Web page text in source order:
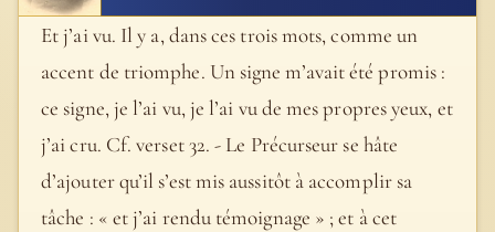
Et j’ai vu. Il y a, dans ces trois mots, comme un
accent de triomphe. Un signe m’avait été promis :
ce signe, je l’ai vu, je l’ai vu de mes propres yeux, et
j’ai cru. Cf. verset 32. - Le Précurseur se hâte
d’ajouter qu’il s’est mis aussitôt à accomplir sa
tâche : « et j’ai rendu témoignage » ; et à cet